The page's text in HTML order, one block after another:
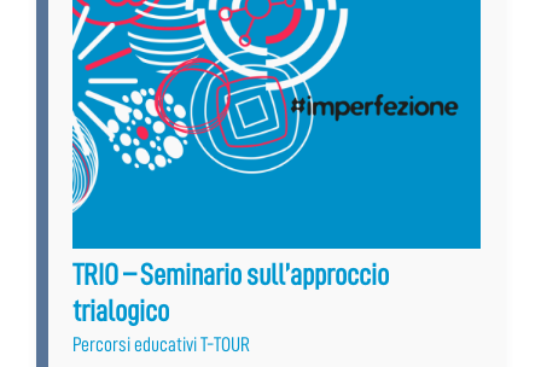
TRIO – Seminario sull’approccio
trialogico
Percorsi educativi T-TOUR